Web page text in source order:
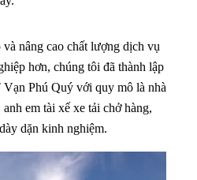
nâng cao chất lượng dịch vụ
hơn, chúng tôi đã thành lập
Phú Quý với quy mô là nhà
em tài xế xe tải chở hàng,
dặn kinh nghiệm.